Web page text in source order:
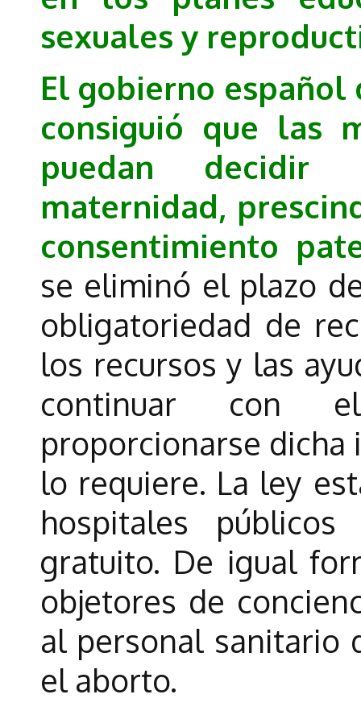
sexuales y
El gobierno español
consiguió que las
puedan decidir
maternidad,
consentimiento
se eliminó el plazo
obligatoriedad de
los recursos y las
continuar con el
proporcionarse
lo requiere. La ley
hospitales
gratuito. De igual
objetores de
al personal sanitario
el aborto.